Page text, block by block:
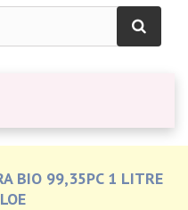
BIO 99,35PC 1 LITRE